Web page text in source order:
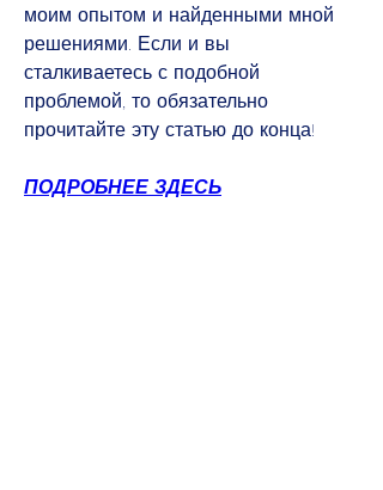
моим опытом и найденными мной
решениями. Если и вы
сталкиваетесь с подобной
проблемой, то обязательно
прочитайте эту статью до конца!
ПОДРОБНЕЕ ЗДЕСЬ